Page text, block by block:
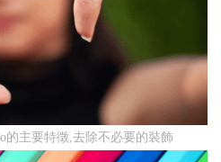
的主要特徵,去除不必要的裝飾